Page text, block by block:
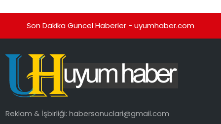
Son Dakika Güncel Haberler - uyumhaber.com
Reklam & İşbirliği:habersonuclari@gmail.com